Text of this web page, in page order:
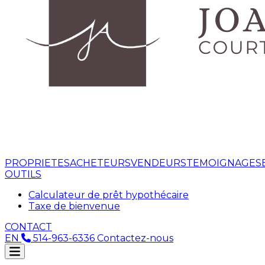
PROPRIETESACHETEURSVENDEURSTEMOIGNAGES
OUTILS
Calculateur de prêt hypothécaire
Taxe de bienvenue
CONTACT
EN
514-963-6336 Contactez-nous